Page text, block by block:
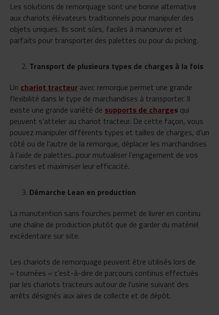
Les solutions de remorquage sont une bonne alternative
aux chariots élévateurs traditionnels pour manipuler des
objets uniques. Ils sont sûrs, faciles à manœuvrer et
parfaits pour transporter des palettes ou pour du picking.
Transport de plusieurs types de charges à la fois
Un chariot tracteur avec remorque permet une grande
flexibilité dans le type de marchandises à transporter. Il
existe une grande variété de supports de charges qui
peuvent s’atteler au chariot tracteur. De cette façon, vous
pouvez manipuler différents types et tailles de charges, d’un
côté ou de l’autre de la remorque, déplacer les marchandises
à l’aide de palettes...pour mutualiser l’engagement de vos
caristes et maximiser leur efficacité.
Démarche Lean en production
La manutention sans fourches permet de livrer en continu
une chaîne de production plutôt que de garder du matériel
excédentaire sur site.
Les chariots de remorquage peuvent être utilisés lors de
« tournées » c’est-à-dire de parcours continus effectués
par les chariots tracteurs autour de l’usine suivant des
arrêts désignés aux aires de collecte et de dépôt.